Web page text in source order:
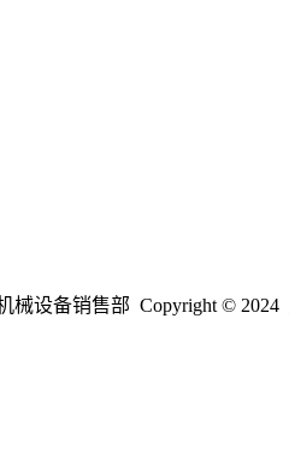
械设备销售部 Copyright © 2024